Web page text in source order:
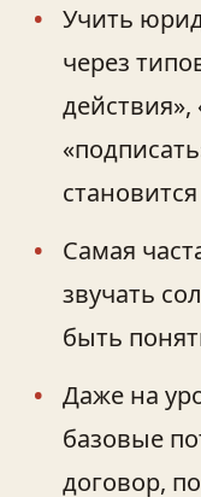
Учить
через
Самая
звучать
быть
Даже на
базовые
договор,